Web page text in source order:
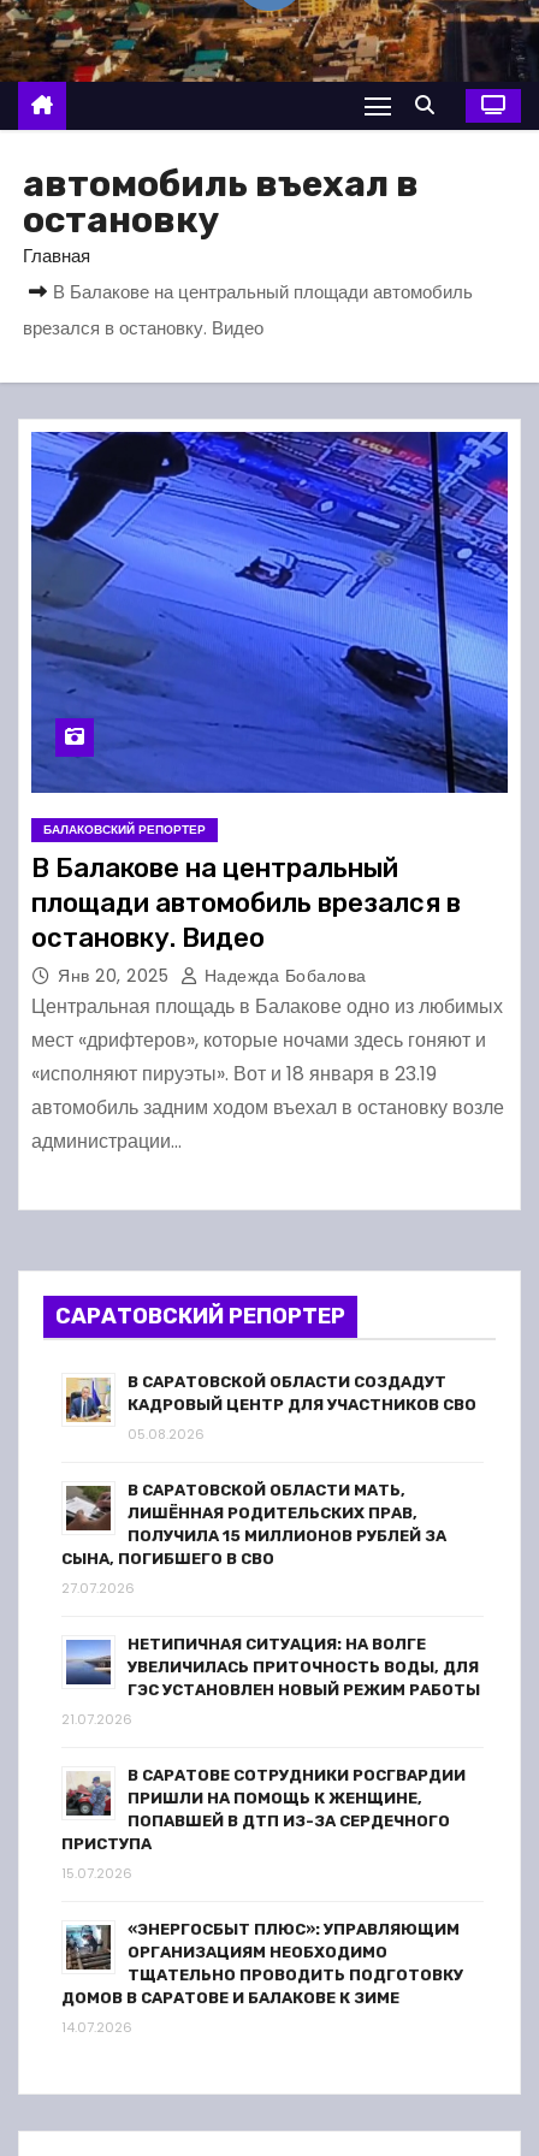
о
м
у
автомобиль въехал в
остановку
Главная
В Балакове на центральный площади автомобиль
врезался в остановку. Видео
БАЛАКОВСКИЙ РЕПОРТЕР
В Балакове на центральный
площади автомобиль врезался в
остановку. Видео
Янв 20, 2025 Надежда Бобалова
Центральная площадь в Балакове одно из любимых
мест «дрифтеров», которые ночами здесь гоняют и
«исполняют пируэты». Вот и 18 января в 23.19
автомобиль задним ходом въехал в остановку возле
администрации…
САРАТОВСКИЙ РЕПОРТЕР
В САРАТОВСКОЙ ОБЛАСТИ СОЗДАДУТ
КАДРОВЫЙ ЦЕНТР ДЛЯ УЧАСТНИКОВ СВО
05.08.2026
В САРАТОВСКОЙ ОБЛАСТИ МАТЬ,
ЛИШЁННАЯ РОДИТЕЛЬСКИХ ПРАВ,
ПОЛУЧИЛА 15 МИЛЛИОНОВ РУБЛЕЙ ЗА
СЫНА, ПОГИБШЕГО В СВО
27.07.2026
НЕТИПИЧНАЯ СИТУАЦИЯ: НА ВОЛГЕ
УВЕЛИЧИЛАСЬ ПРИТОЧНОСТЬ ВОДЫ, ДЛЯ
ГЭС УСТАНОВЛЕН НОВЫЙ РЕЖИМ РАБОТЫ
21.07.2026
В САРАТОВЕ СОТРУДНИКИ РОСГВАРДИИ
ПРИШЛИ НА ПОМОЩЬ К ЖЕНЩИНЕ,
ПОПАВШЕЙ В ДТП ИЗ-ЗА СЕРДЕЧНОГО
ПРИСТУПА
15.07.2026
«ЭНЕРГОСБЫТ ПЛЮС»: УПРАВЛЯЮЩИМ
ОРГАНИЗАЦИЯМ НЕОБХОДИМО
ТЩАТЕЛЬНО ПРОВОДИТЬ ПОДГОТОВКУ
ДОМОВ В САРАТОВЕ И БАЛАКОВЕ К ЗИМЕ
14.07.2026